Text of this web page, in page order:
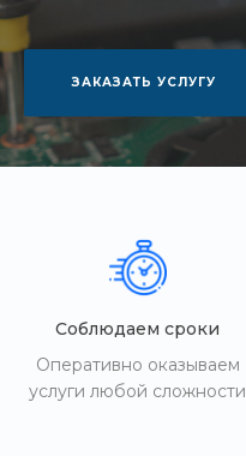
ЗАКАЗАТЬ УСЛУГУ
Соблюдаем сроки
Оперативно оказываем
услуги любой сложности